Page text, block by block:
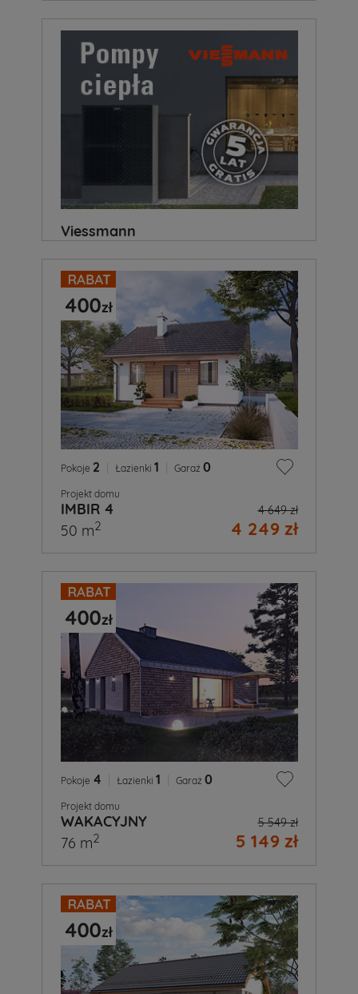
Viessmann
Pokoje 2 Łazienki 1 Garaż 0
Projekt domu
IMBIR 4 4 649 zł
4 249 zł
50 m2
Pokoje 4 Łazienki 1 Garaż 0
Projekt domu
WAKACYJNY 5 549 zł
5 149 zł
76 m2